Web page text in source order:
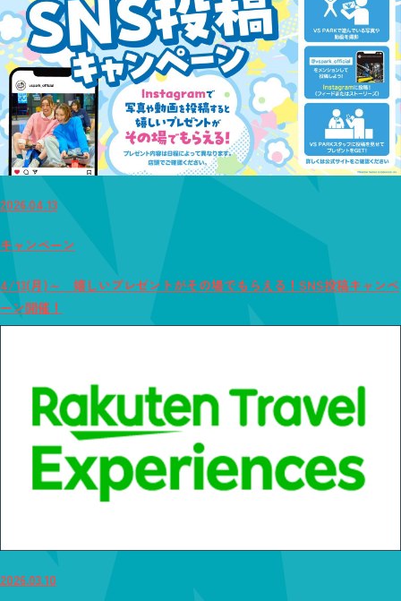
2026.04.13
キャンペーン
4/13(月)～ 嬉しいプレゼントがその場でもらえる！SNS投稿キャンペ
ーン開催！
2026.03.10